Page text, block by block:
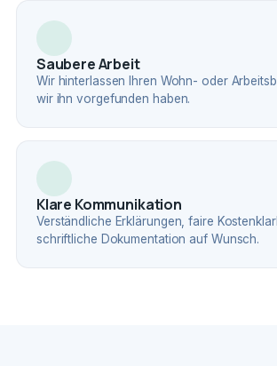
Saubere Arbeit
Wir hinterlassen Ihren Wohn- oder
wir ihn vorgefunden haben.
Klare Kommunikation
Verständliche Erklärungen, faire
schriftliche Dokumentation auf Wunsch.